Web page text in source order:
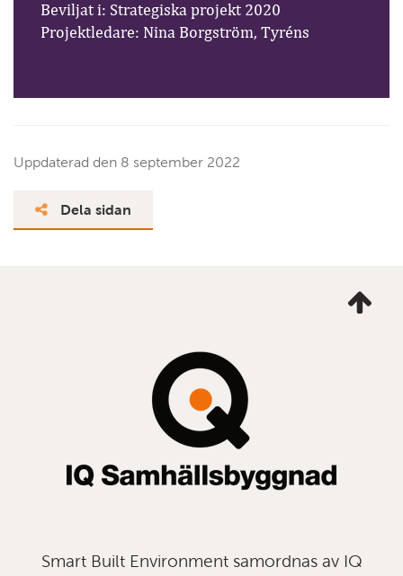
Beviljat i: Strategiska projekt 2020
Projektledare: Nina Borgström, Tyréns
Uppdaterad den 8 september 2022
Dela sidan
mig
Smart Built Environment samordnas av IQ